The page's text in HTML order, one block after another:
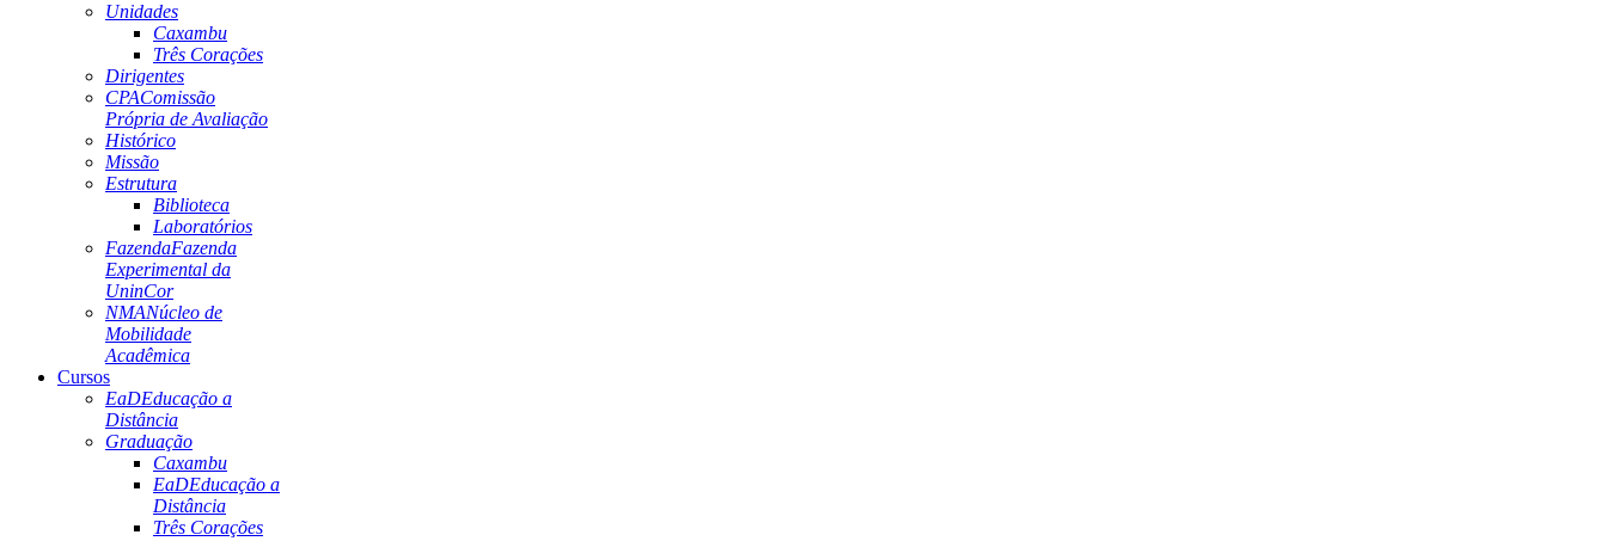
Unidades
Caxambu
Três Corações
Dirigentes
CPAComissão
Própria de Avaliação
Histórico
Missão
Estrutura
Biblioteca
Laboratórios
FazendaFazenda
Experimental da
UninCor
NMANúcleo de
Mobilidade
Acadêmica
Cursos
EaDEducação a
Distância
Graduação
Caxambu
EaDEducação a
Distância
Três Corações